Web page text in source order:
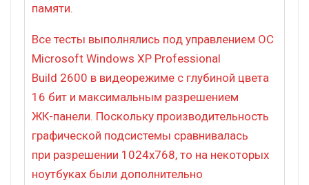
памяти.
Все тесты выполнялись под управлением ОС
Microsoft Windows XP Professional
Build 2600 в видеорежиме с глубиной цвета
16 бит и максимальным разрешением
ЖК-панели. Поскольку производительность
графической подсистемы сравнивалась
при разрешении 1024х768, то на некоторых
ноутбуках были дополнительно